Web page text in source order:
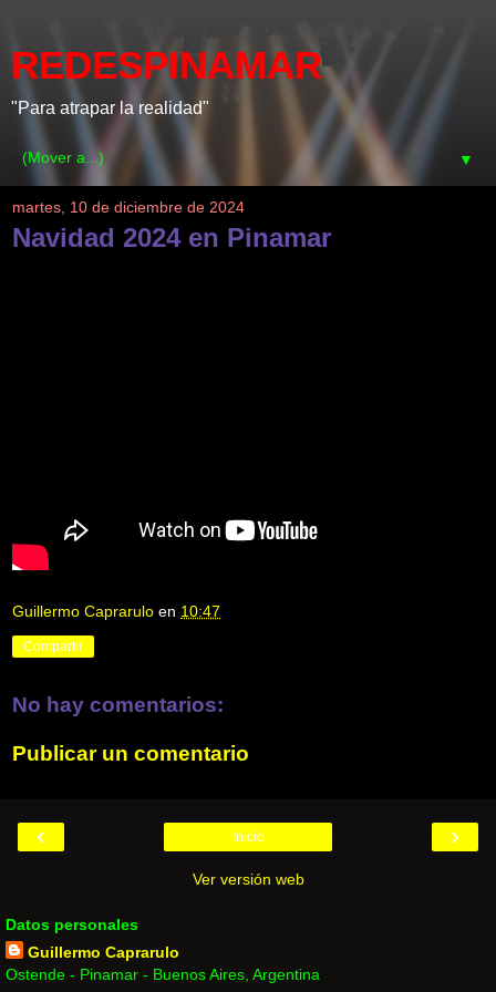
REDESPINAMAR
"Para atrapar la realidad"
▼
martes, 10 de diciembre de 2024
Navidad 2024 en Pinamar
Guillermo Caprarulo en 10:47
Compartir
No hay comentarios:
Publicar un comentario
‹ ›
Inicio
Ver versión web
Datos personales
Guillermo Caprarulo
Ostende - Pinamar - Buenos Aires, Argentina